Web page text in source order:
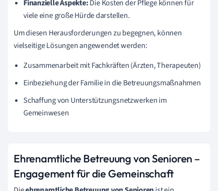
Finanzielle Aspekte:Die Kosten der Pflege können für
viele eine große Hürde darstellen.
Um diesen Herausforderungen zu begegnen, können
vielseitige Lösungen angewendet werden:
Zusammenarbeit mit Fachkräften (Ärzten, Therapeuten)
Einbeziehung der Familie in die Betreuungsmaßnahmen
Schaffung von Unterstützungsnetzwerken im
Gemeinwesen
Ehrenamtliche Betreuung von Senioren –
Engagement für die Gemeinschaft